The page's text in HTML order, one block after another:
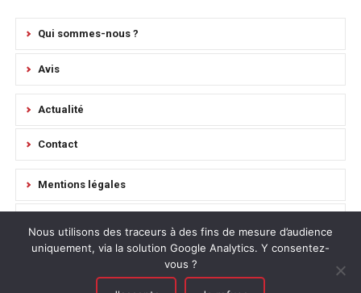
Qui sommes-nous ?
Avis
Actualité
Contact
Mentions légales
Nous utilisons des traceurs à des fins de mesure d’audience
uniquement, via la solution Google Analytics. Y consentez-
vous ?